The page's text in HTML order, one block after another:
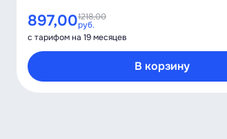
897,001218,00
руб.
с тарифом на 19 месяцев
В корзину